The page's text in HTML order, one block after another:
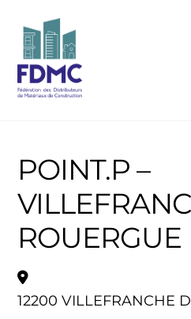
content
POINT.P –
ROUERGUE
12200 VILLEFRANCHE